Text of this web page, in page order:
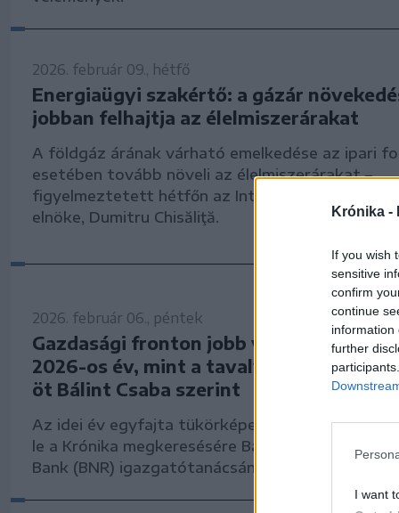
Krónika -
If you wish
sensitive
confirm
continue
information
further
I want
2026. február 09., hétfő
Energiaügyi szakértő: a gázár
jobban felhajtja az élelmiszerárakat
A földgáz árának várható emelkedése az ipari
esetében tovább növeli az élelmiszerárakat –
figyelmeztetett hétfőn az Intelligens Energia
elnöke, Dumitru Chisăliţă.
2026. február 06., péntek
Gazdasági fronton jobb vagy rosszabb
2026-os év, mint a tavalyi? Tükrözve
öt Bálint Csaba szerint
Az idei év egyfajta tükörképe lehet a 2025-
le a Krónika megkeresésére Bálint Csaba, a
Bank (BNR) igazgatótanácsának tagja.